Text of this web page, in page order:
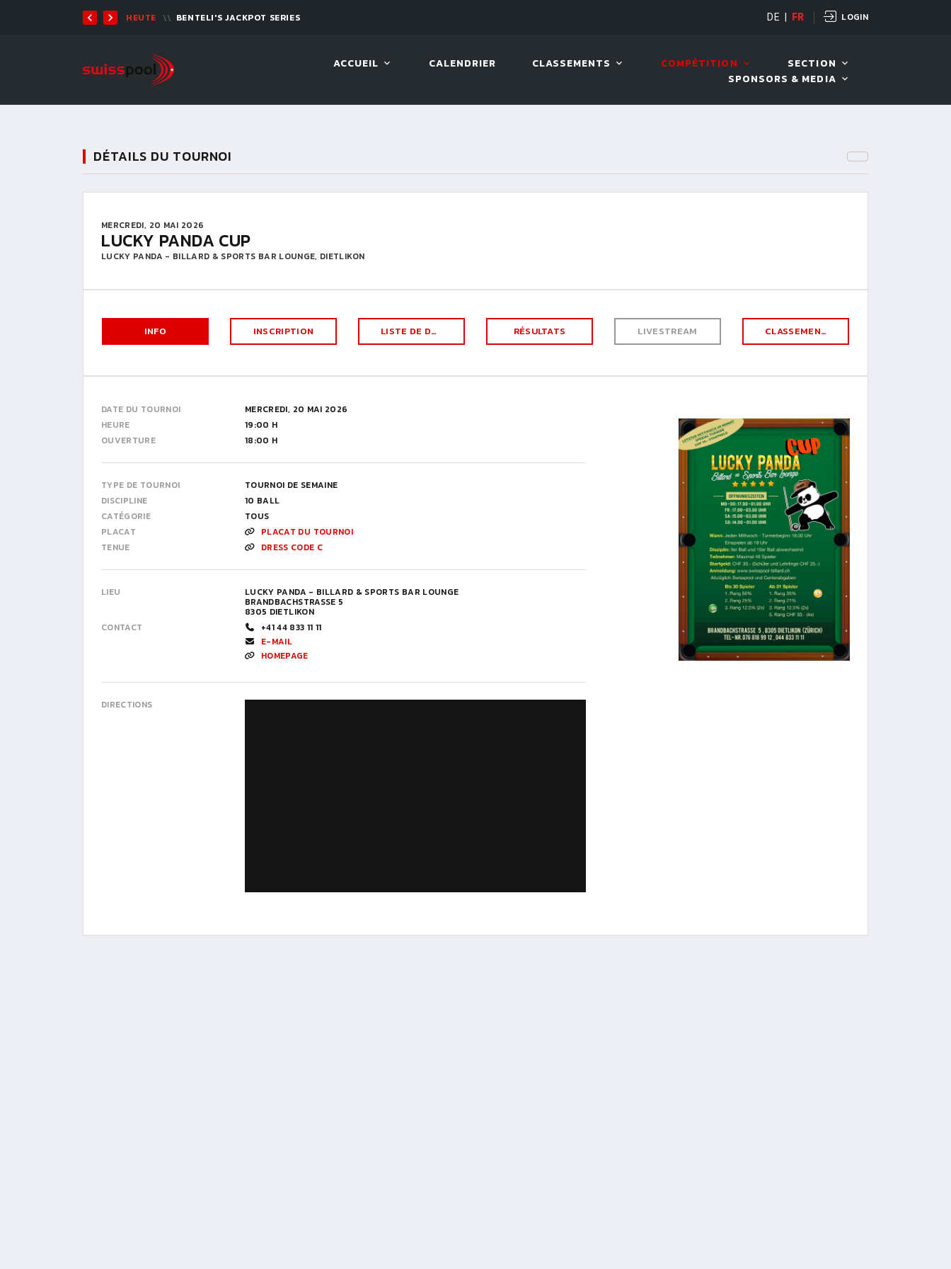
07 AOÛT. 2026, 19:00 BILLARD TOUR 2026 10 AOÛT. 2026, 19:00
DE FR LOGIN
ACCUEIL CALENDRIER CLASSEMENTS COMPÉTITION
SECTION
SPONSORS & MEDIA
DÉTAILS DU TOURNOI
MERCREDI, 20 MAI 2026
LUCKY PANDA CUP
LUCKY PANDA - BILLARD & SPORTS BAR LOUNGE, DIETLIKON
INFO INSCRIPTION LISTE DE DÉPART RÉSULTATS LIVESTREAM CLASSEMENT
DATE DU TOURNOI
MERCREDI, 20 MAI 2026
HEURE
19:00 H
OUVERTURE
18:00 H
TYPE DE TOURNOI
TOURNOI DE SEMAINE
DISCIPLINE
10 BALL
CATÉGORIE
TOUS
PLACAT
PLACAT DU TOURNOI
TENUE
DRESS CODE C
LIEU LUCKY PANDA - BILLARD & SPORTS BAR LOUNGE
BRANDBACHSTRASSE 5
8305 DIETLIKON
CONTACT
+41 44 833 11 11
E-MAIL
HOMEPAGE
DIRECTIONS